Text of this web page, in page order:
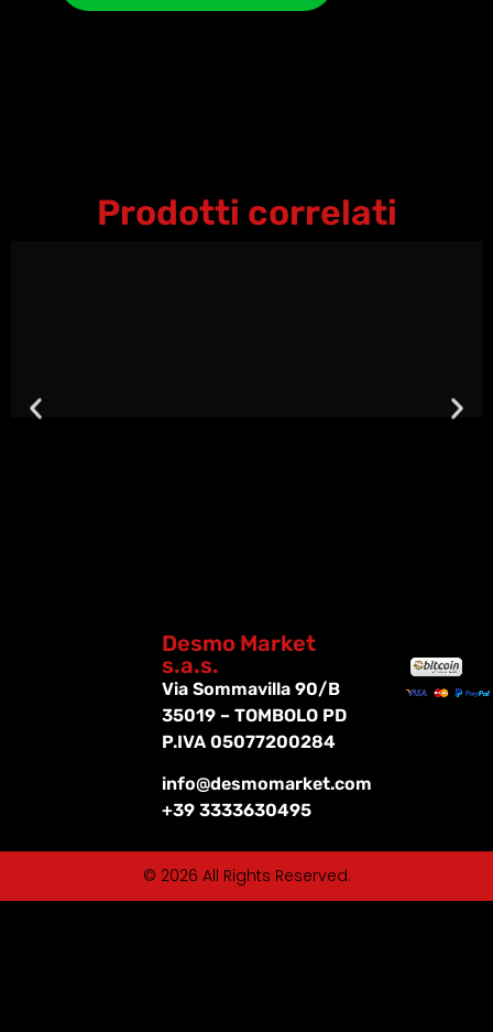
Prodotti correlati
Desmo Market
s.a.s.
Via Sommavilla 90/B
35019 – TOMBOLO PD
P.IVA 05077200284
info@desmomarket.com
+39 3333630495
© 2026 All Rights Reserved.